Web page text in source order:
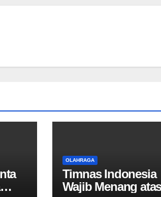
OLAHRAGA
Timnas Indonesia
Wajib Menang